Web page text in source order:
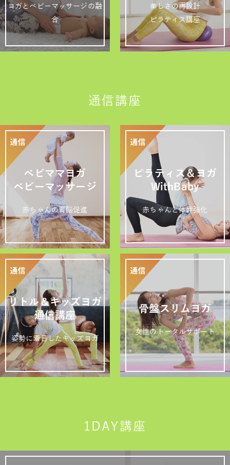
ヨガとベビーマッサージの融
合
美しさの再設計
ピラティス講座
通信講座
ベビママヨガ
ベビーマッサージ
赤ちゃんの育脳促進
ピラティス＆ヨガ
WithBaby
赤ちゃんと体幹強化
リトル＆キッズヨガ
通信講座
姿勢に着目したキッズヨガ
骨盤スリムヨガ
女性のトータルサポート
1DAY講座